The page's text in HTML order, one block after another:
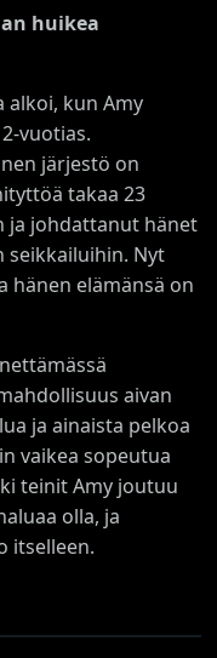
huikea
alkoi, kun Amy
vuotias.
järjestö on
takaa 23
ja johdattanut hänet
seikkailuihin. Nyt
hänen elämänsä on
aivan
ja ainaista pelkoa
vaikea sopeutua
teinit Amy joutuu
olla, ja
itselleen.